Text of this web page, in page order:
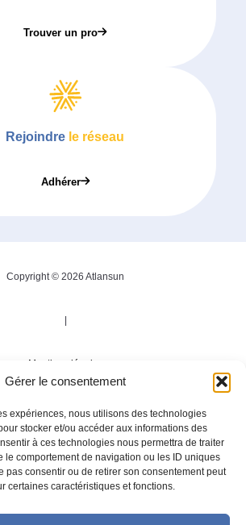
Gérer le consentement
expériences, nous utilisons des technologies
stocker et/ou accéder aux informations des
à ces technologies nous permettra de traiter
le comportement de navigation ou les ID uniques
pas consentir ou de retirer son consentement peut
certaines caractéristiques et fonctions.
Trouver un pro
Rejoindre le réseau
Adhérer
Copyright © 2026 Atlansun
|
Mentions légales
Politique de confidentialité